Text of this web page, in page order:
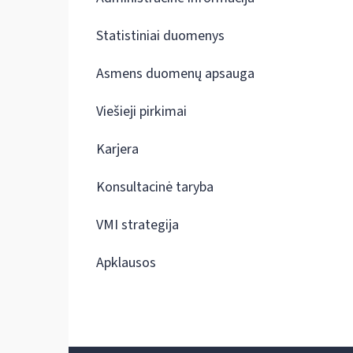
Statistiniai duomenys
Asmens duomenų apsauga
Viešieji pirkimai
Karjera
Konsultacinė taryba
VMI strategija
Apklausos